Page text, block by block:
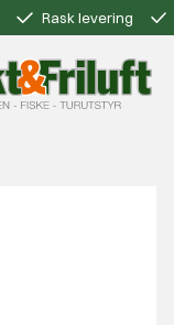
Rask levering